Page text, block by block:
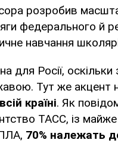
розробив
федерального й
навчання
для Росії,
Тут же акцент
країні. Як
ТАСС, із
70% належать